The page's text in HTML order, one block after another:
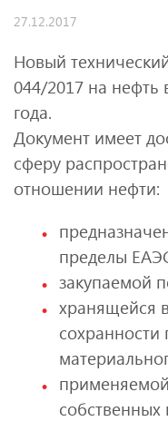
27.12.2017
Новый
044/2017 на нефть
года.
Документ имеет
сферу
отношении нефти:
пределы
закупаемой
хранящейся
сохранности
собственных